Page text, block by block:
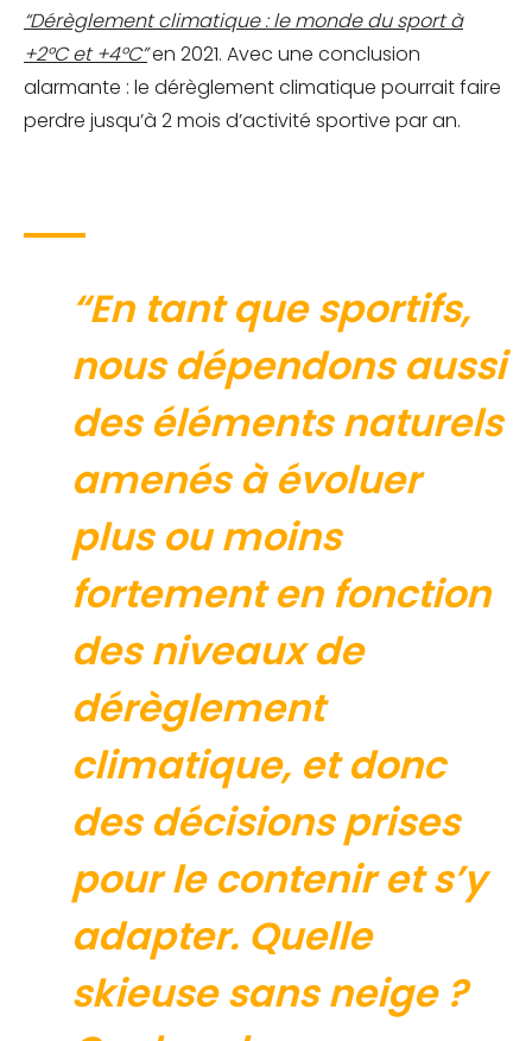
“Dérèglement climatique : le monde du sport à
+2°C et +4°C”en 2021. Avec une conclusion
alarmante : le dérèglement climatique pourrait faire
perdre jusqu’à 2 mois d’activité sportive par an.
“En tant que sportifs,
nous dépendons aussi
des éléments naturels
amenés à évoluer
plus ou moins
fortement en fonction
des niveaux de
dérèglement
climatique, et donc
des décisions prises
pour le contenir et s’y
adapter. Quelle
skieuse sans neige ?